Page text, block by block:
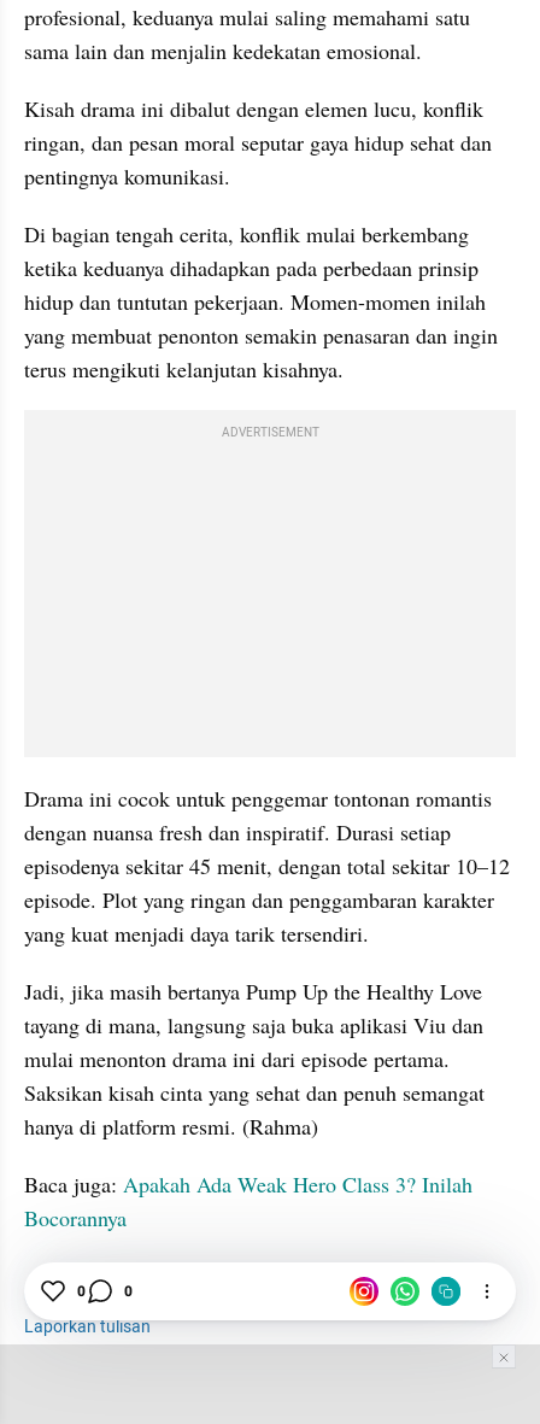
profesional, keduanya mulai saling memahami satu
sama lain dan menjalin kedekatan emosional.
Kisah drama ini dibalut dengan elemen lucu, konflik
ringan, dan pesan moral seputar gaya hidup sehat dan
pentingnya komunikasi.
Di bagian tengah cerita, konflik mulai berkembang
ketika keduanya dihadapkan pada perbedaan prinsip
hidup dan tuntutan pekerjaan. Momen-momen inilah
yang membuat penonton semakin penasaran dan ingin
terus mengikuti kelanjutan kisahnya.
ADVERTISEMENT
Drama ini cocok untuk penggemar tontonan romantis
dengan nuansa fresh dan inspiratif. Durasi setiap
episodenya sekitar 45 menit, dengan total sekitar 10–12
episode. Plot yang ringan dan penggambaran karakter
yang kuat menjadi daya tarik tersendiri.
Jadi, jika masih bertanya Pump Up the Healthy Love
tayang di mana, langsung saja buka aplikasi Viu dan
mulai menonton drama ini dari episode pertama.
Saksikan kisah cinta yang sehat dan penuh semangat
hanya di platform resmi. (Rahma)
Baca juga: Apakah Ada Weak Hero Class 3? Inilah
Bocorannya
Drama
Laporkan tulisan
0 0